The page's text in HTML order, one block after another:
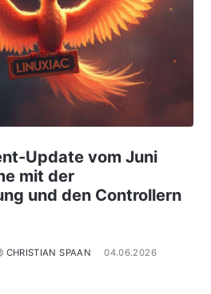
Update vom Juni
mit der
und den Controllern
CHRISTIAN SPAAN 04.06.2026